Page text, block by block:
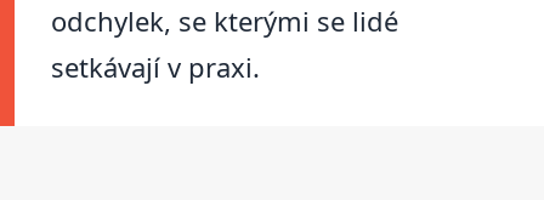
odchylek, se kterými se lidé
setkávají v praxi.